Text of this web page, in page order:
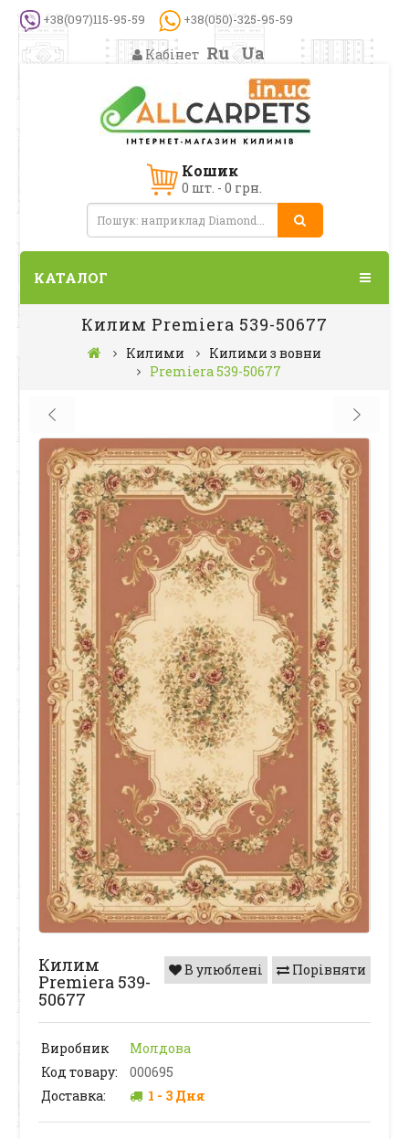
+38(097)115-95-59 +38(050)-325-95-59
Кабінет Ru Ua
Кошик
0 шт. - 0 грн.
КАТАЛОГ
Килим Premiera 539-50677
Килими
Килими з вовни
Premiera 539-50677
Порівняти
В улюблені
Килим
Premiera 539-
50677
Виробник
Молдова
Код товару:
000695
Доставка:
1 - 3 Дня